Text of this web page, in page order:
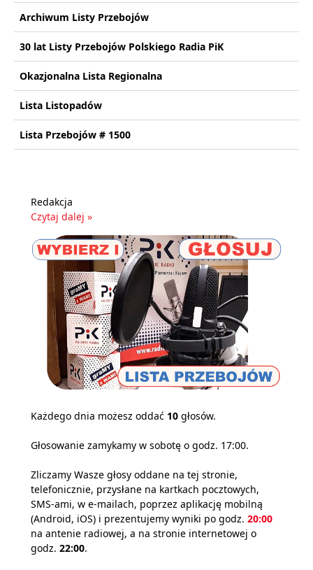
Archiwum Listy Przebojów
30 lat Listy Przebojów Polskiego Radia PiK
Okazjonalna Lista Regionalna
Lista Listopadów
Lista Przebojów # 1500
Redakcja
Czytaj dalej »
Każdego dnia możesz oddać 10 głosów.
Głosowanie zamykamy w sobotę o godz. 17:00.
Zliczamy Wasze głosy oddane na tej stronie,
telefonicznie, przysłane na kartkach pocztowych,
SMS-ami, w e-mailach, poprzez aplikację mobilną
(Android, iOS) i prezentujemy wyniki po godz. 20:00
na antenie radiowej, a na stronie internetowej o
godz. 22:00.